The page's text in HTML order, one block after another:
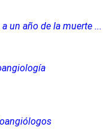
un año de la muerte ...